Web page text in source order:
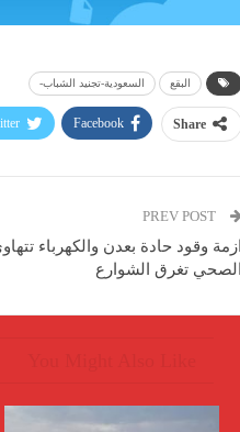
البقع السعودية-تجنيد الشباب-
Share
Facebook
ازمة وقود حادة بعدن والكهرباء
الصحي تغرق الشوارع